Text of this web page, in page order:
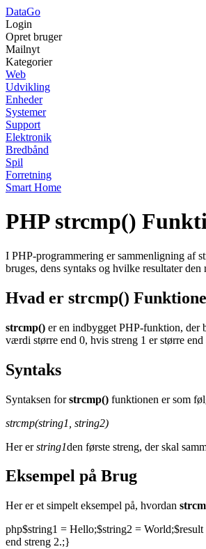
DataGo
Login
Opret bruger
Mailnyt
Kategorier
Web
Udvikling
Enheder
Systemer
Support
Elektronik
Bredbånd
Spil
Forretning
Smart Home
PHP strcmp()
I PHP-programmering er sammenligning af
bruges, dens syntaks og hvilke resultater den
Hvad er strcmp()
strcmp() er en indbygget PHP-funktion, der
værdi større end 0, hvis streng 1 er større
Syntaks
Syntaksen forstrcmp() funktionen er som
strcmp(string1, string2)
Her erstring1den første streng, der skal
Eksempel på Brug
Her er et simpelt eksempel på, hvordan
php$string1 = Hello;$string2 =
end streng 2.;}